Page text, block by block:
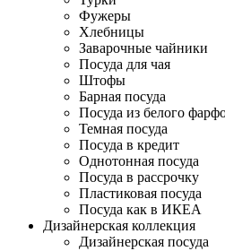
Фужеры
Хлебницы
Заварочные чайники
Посуда для чая
Штофы
Барная посуда
Посуда из белого
Темная посуда
Посуда в кредит
Однотонная посуда
Посуда в рассрочку
Пластиковая посуда
Посуда как в ИКЕА
Дизайнерская коллекция
Дизайнерская посуда